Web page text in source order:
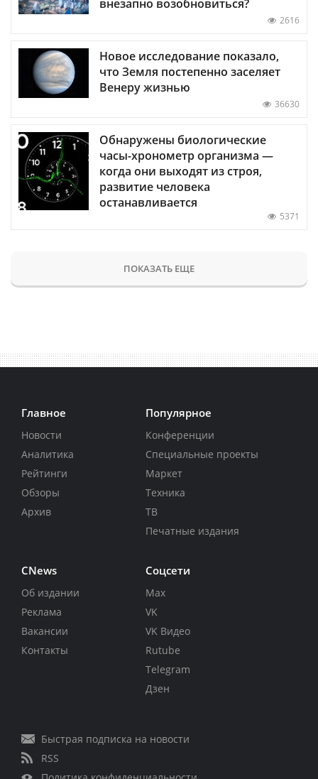
внезапно возобновиться?
2616
Новое исследование показало,
что Земля постепенно заселяет
Венеру жизнью
36630
Обнаружены биологические
часы-хронометр организма —
когда они выходят из строя,
развитие человека
останавливается
5371
ПОКАЗАТЬ ЕЩЕ
Главное
Новости
Аналитика
Рейтинги
Обзоры
Архив
Популярное
Конференции
Специальные проекты
Маркет
Техника
ТВ
Печатные издания
CNews
Об издании
Реклама
Вакансии
Контакты
Соцсети
Max
VK
VK Видео
Rutube
Telegram
Дзен
Быстрая подписка на новости
RSS